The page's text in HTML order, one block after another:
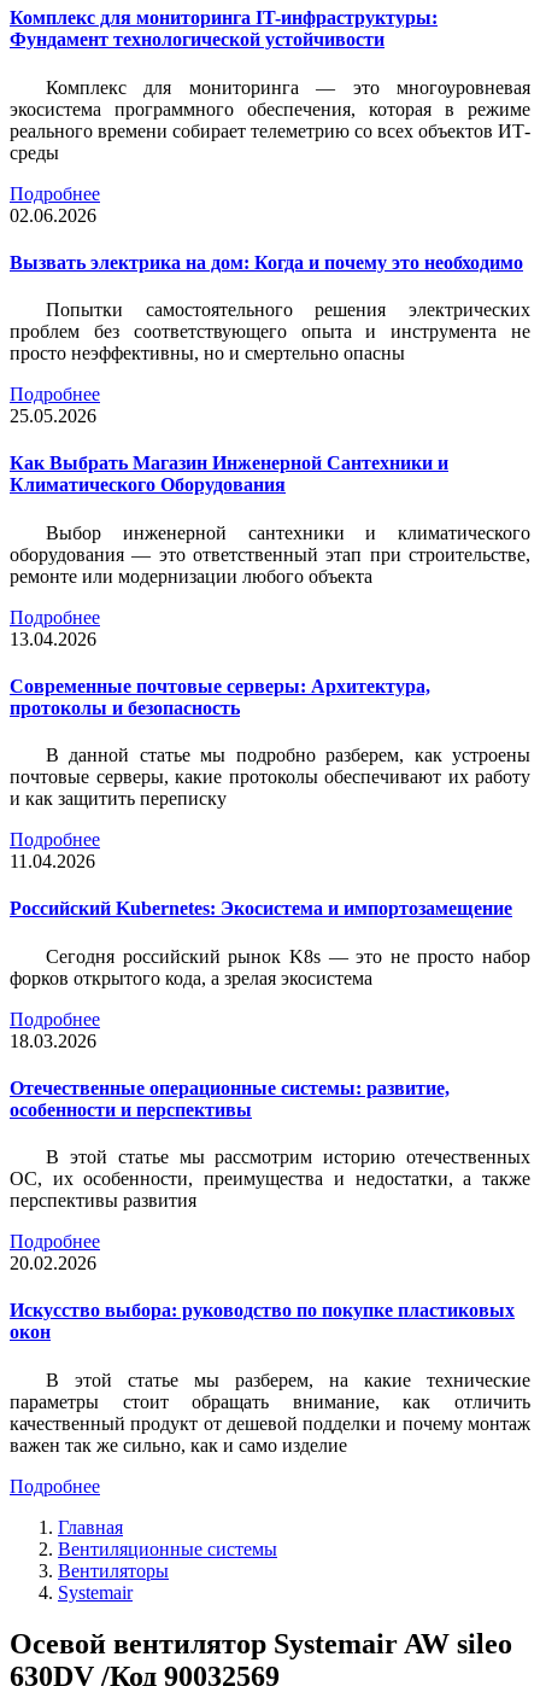
Комплекс для мониторинга IT-инфраструктуры:
Фундамент технологической устойчивости
Комплекс для мониторинга — это многоуровневая
экосистема программного обеспечения, которая в режиме
реального времени собирает телеметрию со всех объектов ИТ-
среды
Подробнее
02.06.2026
Вызвать электрика на дом: Когда и почему это необходимо
Попытки самостоятельного решения электрических
проблем без соответствующего опыта и инструмента не
просто неэффективны, но и смертельно опасны
Подробнее
25.05.2026
Как Выбрать Магазин Инженерной Сантехники и
Климатического Оборудования
Выбор инженерной сантехники и климатического
оборудования — это ответственный этап при строительстве,
ремонте или модернизации любого объекта
Подробнее
13.04.2026
Современные почтовые серверы: Архитектура,
протоколы и безопасность
В данной статье мы подробно разберем, как устроены
почтовые серверы, какие протоколы обеспечивают их работу
и как защитить переписку
Подробнее
11.04.2026
Российский Kubernetes: Экосистема и импортозамещение
Сегодня российский рынок K8s — это не просто набор
форков открытого кода, а зрелая экосистема
Подробнее
18.03.2026
Отечественные операционные системы: развитие,
особенности и перспективы
В этой статье мы рассмотрим историю отечественных
ОС, их особенности, преимущества и недостатки, а также
перспективы развития
Подробнее
20.02.2026
Искусство выбора: руководство по покупке пластиковых
окон
В этой статье мы разберем, на какие технические
параметры стоит обращать внимание, как отличить
качественный продукт от дешевой подделки и почему монтаж
важен так же сильно, как и само изделие
Подробнее
Главная
Вентиляционные системы
Вентиляторы
Systemair
Осевой вентилятор Systemair AW sileo
630DV /Код 90032569